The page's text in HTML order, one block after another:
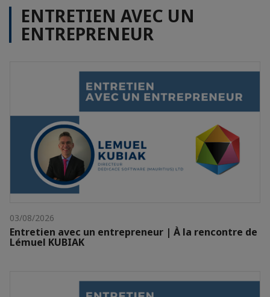
ENTRETIEN AVEC UN
ENTREPRENEUR
03/08/2026
Entretien avec un entrepreneur | À la rencontre de
Lémuel KUBIAK